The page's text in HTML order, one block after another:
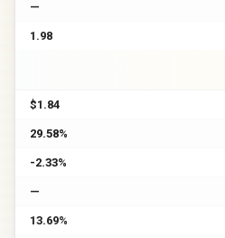
—
1.98
$1.84
29.58%
-2.33%
—
13.69%